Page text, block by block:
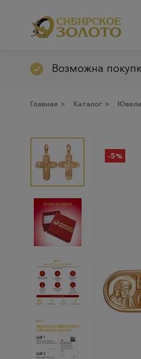
Возможна
Главная > Каталог >
-5%